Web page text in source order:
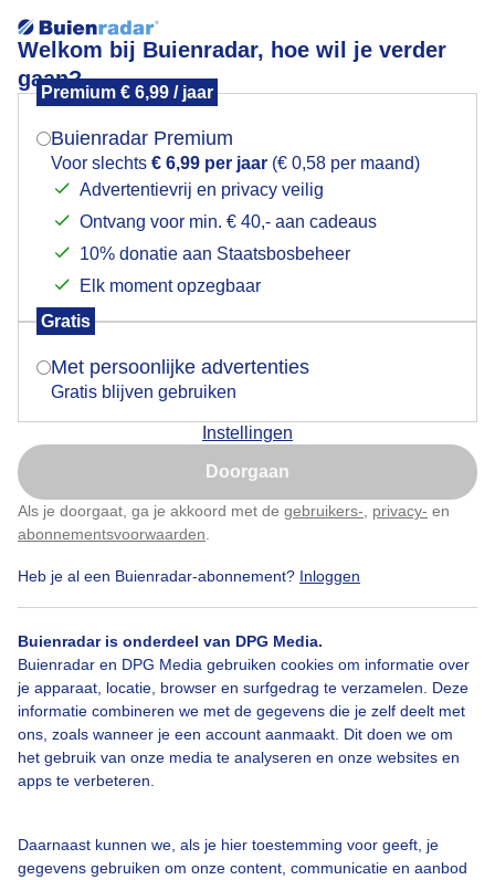
Welkom bij Buienradar, hoe wil je verder
gaan?
Premium € 6,99 / jaar
Buienradar Premium
Voor slechts € 6,99 per jaar (€ 0,58 per maand)
Advertentievrij en privacy veilig
Ontvang voor min. € 40,- aan cadeaus
10% donatie aan Staatsbosbeheer
Elk moment opzegbaar
Gratis
Met persoonlijke advertenties
Gratis blijven gebruiken
Instellingen
Doorgaan
Als je doorgaat, ga je akkoord met de gebruikers- privacy- en
abonnementsvoorwaarden
Heb je al een Buienradar-abonnement? Inloggen
Buienradar is onderdeel van DPG Media.
Buienradar en DPG Media gebruiken cookies om informatie over
je apparaat, locatie, browser en surfgedrag te verzamelen. Deze
informatie combineren we met de gegevens die je zelf deelt met
ons, zoals wanneer je een account aanmaakt. Dit doen we om
het gebruik van onze media te analyseren en onze websites en
apps te verbeteren.
Daarnaast kunnen we, als je hier toestemming voor geeft, je
gegevens gebruiken om onze content, communicatie en aanbod
Blauw en roze
wat sluierbewolking en minder wind. Temperatuur
9c. In de luwte aangenaam.
Door: Corinne de Kroon Gemaakt: 07-05-2026, 21x bekeken
Bekijk slideshow
Een moment geduld aub...
Mogen we je locatie gebruiken voor het
Indien je hier nog geen akkoord op hebt gegeven,
verschijnt er zo een pop-up uit je browser waarin
Is goed, toon de popup
Nu niet, misschien later
Klik hierom dit aan te passen